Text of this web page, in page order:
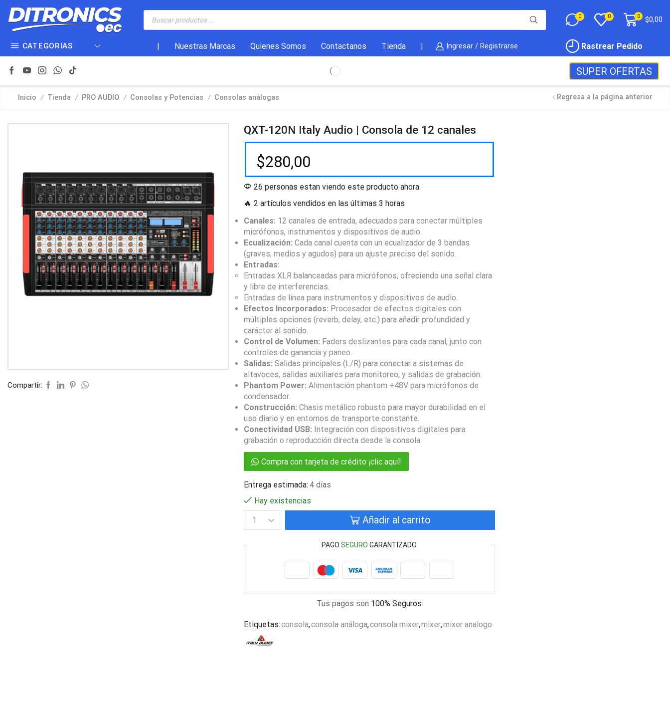
0 0 0 $0,00
CATEGORIAS Nuestras Marcas Quienes Somos Contactanos Tienda Ingresar / Registrarse Rastrear Pedido
SUPER OFERTAS
Inicio / Tienda / PRO AUDIO / Consolas y Potencias / Consolas análogas Regresa a la página anterior
Compartir:
QXT-120N Italy Audio | Consola de 12 canales
$280,00
26 personas estan viendo este producto ahora
🔥 2 artículos vendidos en las últimas 3 horas
Canales: 12 canales de entrada, adecuados para conectar múltiples
micrófonos, instrumentos y dispositivos de audio.
Ecualización: Cada canal cuenta con un ecualizador de 3 bandas
(graves, medios y agudos) para un ajuste preciso del sonido.
Entradas:
Entradas XLR balanceadas para micrófonos, ofreciendo una señal clara
y libre de interferencias.
Entradas de línea para instrumentos y dispositivos de audio.
Efectos Incorporados: Procesador de efectos digitales con
múltiples opciones (reverb, delay, etc.) para añadir profundidad y
carácter al sonido.
Control de Volumen: Faders deslizantes para cada canal, junto con
controles de ganancia y paneo.
Salidas: Salidas principales (L/R) para conectar a sistemas de
altavoces, salidas auxiliares para monitoreo, y salidas de grabación.
Phantom Power: Alimentación phantom +48V para micrófonos de
condensador.
Construcción: Chasis metálico robusto para mayor durabilidad en el
uso diario y en entornos de transporte constante.
Conectividad USB: Integración con dispositivos digitales para
grabación o reproducción directa desde la consola.
Compra con tarjeta de crédito ¡clic aquí!
Entrega estimada: 4 días
Hay existencias
Añadir al carrito
PAGOSEGURO GARANTIZADO
Tus pagos son 100% Seguros
Etiquetas:consola,consola análoga,consola mixer,mixer,mixer analogo